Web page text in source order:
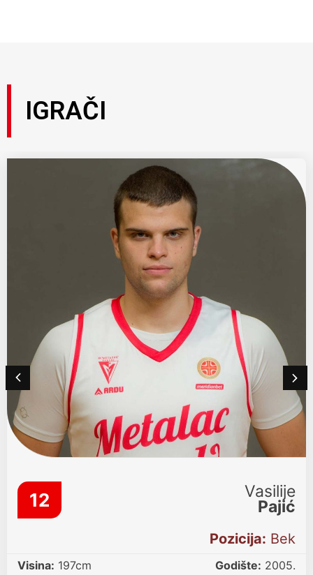
IGRAČI
12 Vasilije
Pajić
Pozicija: Bek
Visina: 197cm Godište: 2005.